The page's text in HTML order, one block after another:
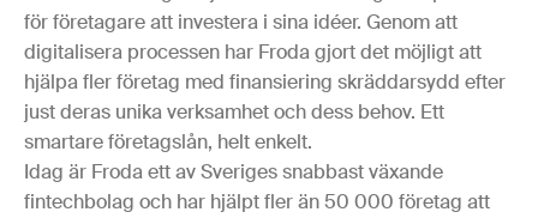
för företagare att investera i sina idéer. Genom att
digitalisera processen har Froda gjort det möjligt att
hjälpa fler företag med finansiering skräddarsydd efter
just deras unika verksamhet och dess behov. Ett
smartare företagslån, helt enkelt.
Idag är Froda ett av Sveriges snabbast växande
fintechbolag och har hjälpt fler än 50 000 företag att